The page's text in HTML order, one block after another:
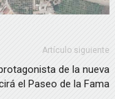
Artículo siguiente
de la nueva
el Paseo de la Fama